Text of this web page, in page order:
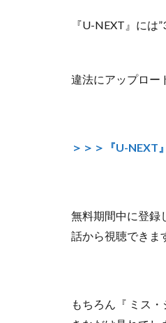
『U-NEXT』には
違法にアップロー
＞＞＞『U-NEXT
無料期間中に登録
話から視聴できま
もちろん『 ミス